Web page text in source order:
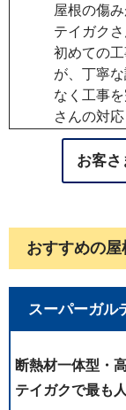
屋根の傷
テイガク
初めての
が、丁寧
なく工事
さんの対
友人にも
から、検
業がとて
かりきれ
して本当
築年数の
大変に分
案くださ
お客さ
おすすめの
スーパーガル
断熱材一体型・
テイガクで最も